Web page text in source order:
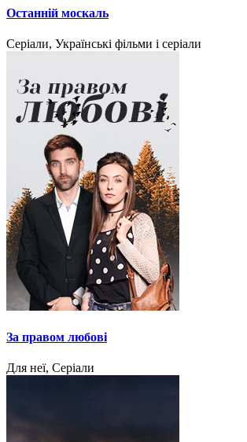
Останній москаль
Серіали, Українські фільми і серіали
За правом любові
Для неї, Серіали